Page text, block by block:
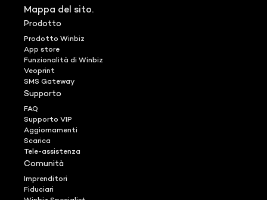
Mappa del sito.
Prodotto
Prodotto Winbiz
App store
Funzionalità di Winbiz
Veoprint
SMS Gateway
Supporto
FAQ
Supporto VIP
Aggiornamenti
Scarica
Tele-assistenza
Comunità
Imprenditori
Fiduciari